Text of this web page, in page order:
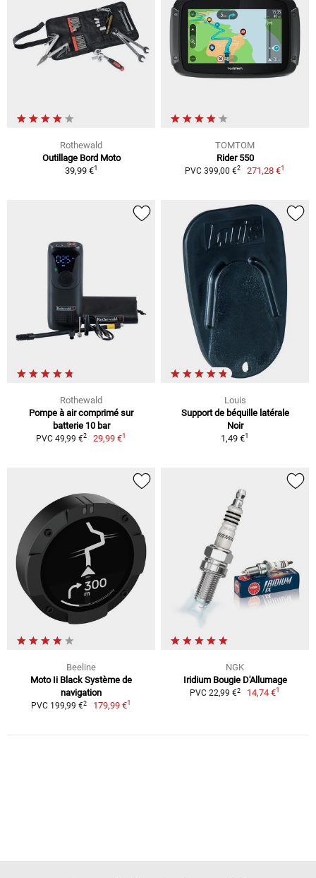
Rothewald
Outillage Bord Moto
39,99 €1
TOMTOM
Rider 550
PVC 399,00 €2 271,28 €1
Rothewald
Pompe à air comprimé sur
batterie 10 bar
PVC 49,99 €2 29,99 €1
Louis
Support de béquille latérale
Noir
1,49 €1
Beeline
Moto Ii Black Système de
navigation
PVC 199,99 €2 179,99 €1
NGK
Iridium Bougie D'Allumage
PVC 22,99 €2 14,74 €1